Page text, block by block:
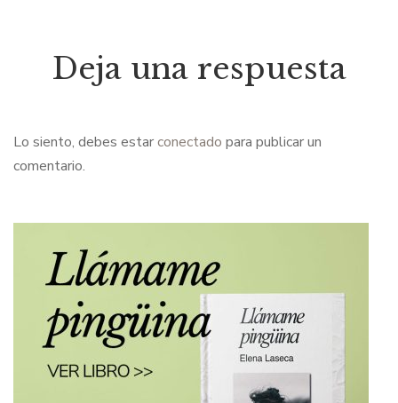
Deja una respuesta
Lo siento, debes estarconectado para publicar un
comentario.